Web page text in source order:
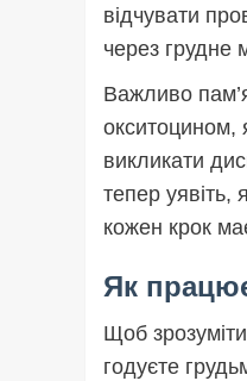
відчувати
через грудне
Важливо
окситоцином,
викликати
тепер
кожен крок
Як
Щоб
годуєте